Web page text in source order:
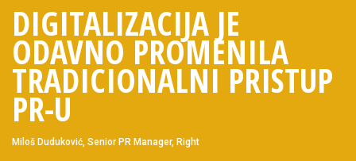
DIGITALIZACIJA JE
ODAVNO PROMENILA
TRADICIONALNI PRISTUP
PR-U
Miloš Duduković, Senior PR Manager, Right